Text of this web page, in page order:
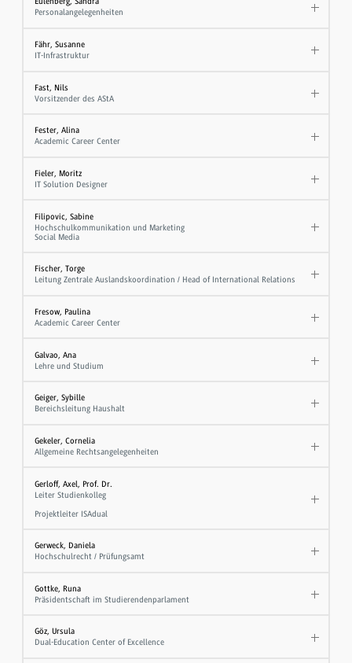
Personalangelegenheiten
Fähr, Susanne
IT-Infrastruktur
Fast, Nils
Vorsitzender des AStA
Fester, Alina
Academic Career Center
Fieler, Moritz
IT Solution Designer
Filipovic, Sabine
Hochschulkommunikation und Marketing
Social Media
Fischer, Torge
Leitung Zentrale Auslandskoordination / Head of International Relations
Fresow, Paulina
Academic Career Center
Galvao, Ana
Lehre und Studium
Geiger, Sybille
Bereichsleitung Haushalt
Gekeler, Cornelia
Allgemeine Rechtsangelegenheiten
Gerloff, Axel, Prof. Dr.
Leiter Studienkolleg
Projektleiter ISAdual
Gerweck, Daniela
Hochschulrecht / Prüfungsamt
Gottke, Runa
Präsidentschaft im Studierendenparlament
Göz, Ursula
Dual-Education Center of Excellence